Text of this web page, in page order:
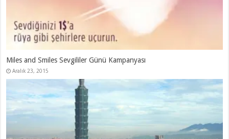
Miles and Smiles Sevgililer Günü Kampanyası
Aralık 23, 2015